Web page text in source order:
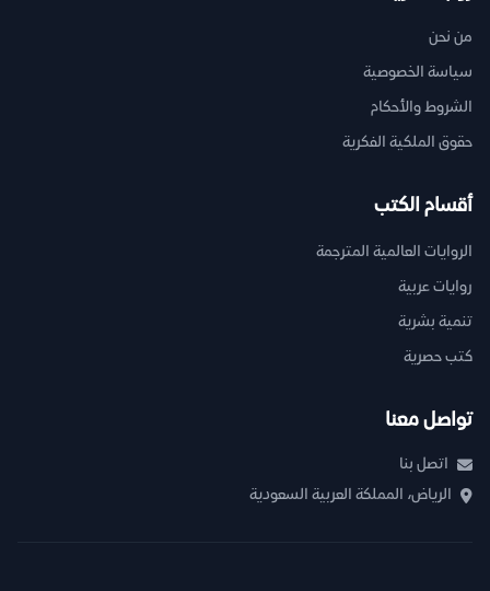
من نحن
سياسة الخصوصية
الشروط والأحكام
حقوق الملكية الفكرية
أقسام الكتب
الروايات العالمية المترجمة
روايات عربية
تنمية بشرية
كتب حصرية
تواصل معنا
اتصل بنا
الرياض، المملكة العربية السعودية